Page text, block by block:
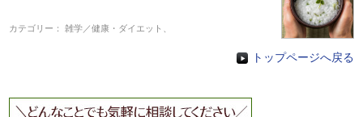
カテゴリー：雑学／健康・ダイエット
トップページへ戻る